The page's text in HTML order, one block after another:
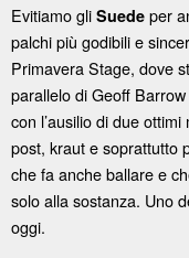
Evitiamo gli Suede per
palchi più godibili e
Primavera Stage, dove
parallelo di Geoff
con l’ausilio di due
post, kraut e soprattutto
che fa anche ballare e
solo alla sostanza. Uno
oggi.